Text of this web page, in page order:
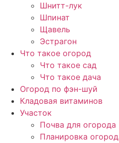
Шнитт-лук
Шпинат
Щавель
Эстрагон
Что такое огород
Что такое сад
Что такое дача
Огород по фэн-шуй
Кладовая витаминов
Участок
Почва для огорода
Планировка